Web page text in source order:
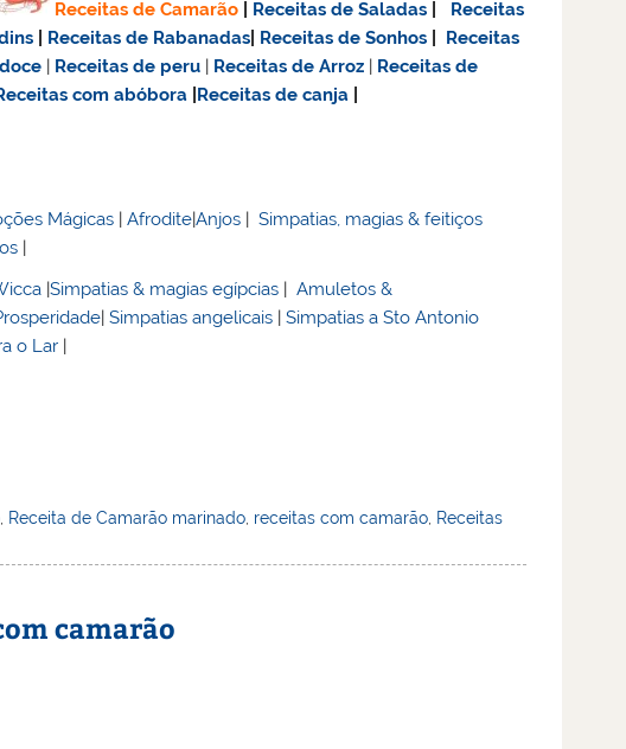
Receitas de Camarão Receitas de Saladas
Receitas
Receitas de Rabanadas Receitas de Sonhos
Receitas
Receitas de peru Receitas de Arroz
Receitas de
com abóbora Receitas de canja
Mágicas |Afrodite|Anjos |Simpatias, magias & feitiços
|
|Simpatias & magias egípcias |Amuletos &
|Simpatias angelicais |Simpatias a Sto Antonio
o Lar |
Receita de Camarão marinado receitas com camarão Receitas
camarão